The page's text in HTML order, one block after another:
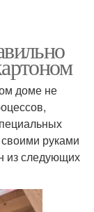
доме не
руками
из следующих